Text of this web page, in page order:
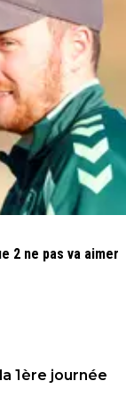
2 ne pas va aimer
1ère journée